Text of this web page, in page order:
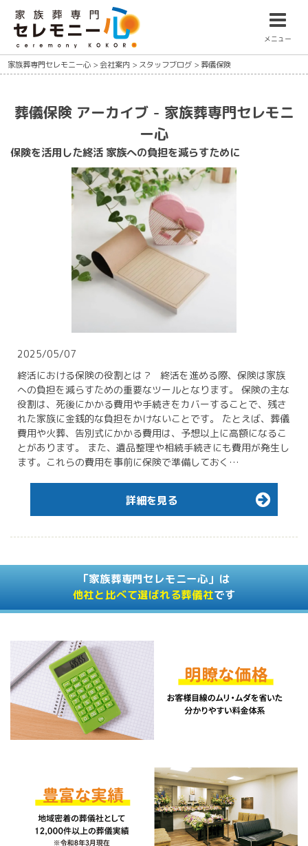
メニュー
家族葬専門セレモニー心 >会社案内 > スタッフブログ > 葬儀保険
葬儀保険 アーカイブ - 家族葬専門セレモニ
ー心
保険を活用した終活 家族への負担を減らすために
2025/05/07
終活における保険の役割とは？ 終活を進める際、保険は家族
への負担を減らすための重要なツールとなります。 保険の主な
役割は、死後にかかる費用や手続きをカバーすることで、残さ
れた家族に金銭的な負担をかけないことです。 たとえば、葬儀
費用や火葬、告別式にかかる費用は、予想以上に高額になるこ
とがあります。 また、遺品整理や相続手続きにも費用が発生し
ます。これらの費用を事前に保険で準備しておく…
詳細を見る
「家族葬専門セレモニー心」は
他社と比べて選ばれる葬儀社です